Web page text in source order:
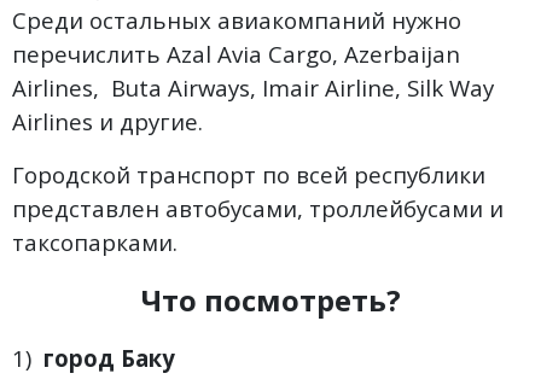
Среди остальных авиакомпаний нужно
перечислить Azal Avia Cargo, Azerbaijan
Airlines, Buta Airways, Imair Airline, Silk Way
Airlines и другие.
Городской транспорт по всей республики
представлен автобусами, троллейбусами и
таксопарками.
Что посмотреть?
1) город Баку